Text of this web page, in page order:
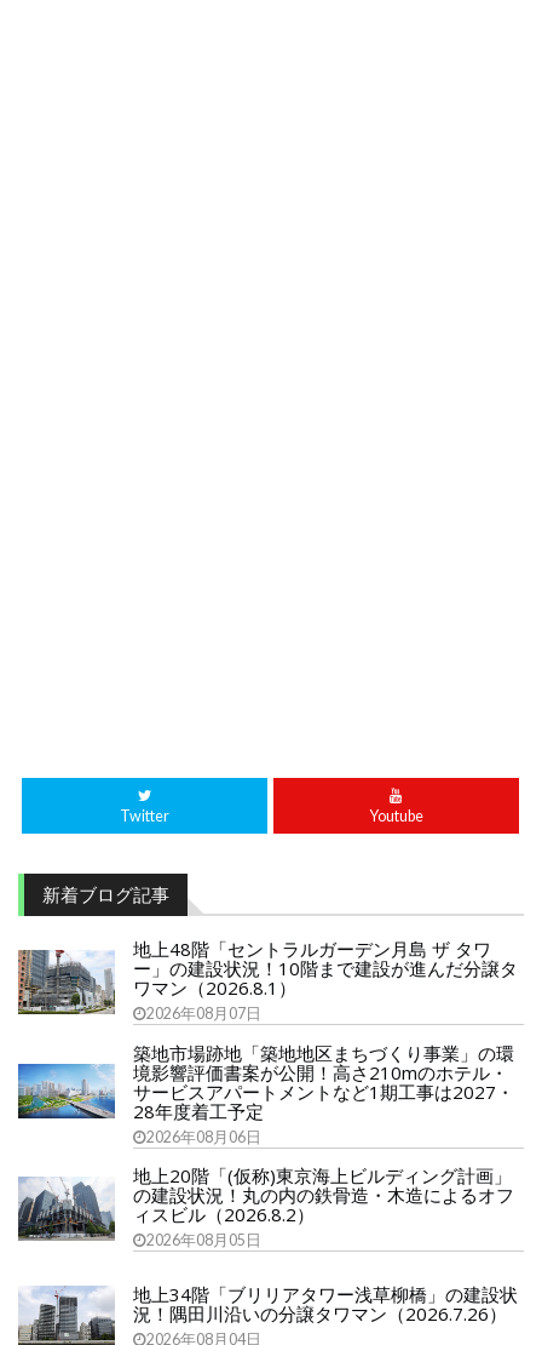
Twitter Youtube
新着ブログ記事
地上48階「セントラルガーデン月島 ザ タワ
ー」の建設状況！10階まで建設が進んだ分譲タ
ワマン（2026.8.1）
2026年08月07日
築地市場跡地「築地地区まちづくり事業」の環
境影響評価書案が公開！高さ210mのホテル・
サービスアパートメントなど1期工事は2027・
28年度着工予定
2026年08月06日
地上20階「(仮称)東京海上ビルディング計画」
の建設状況！丸の内の鉄骨造・木造によるオフ
ィスビル（2026.8.2）
2026年08月05日
地上34階「ブリリアタワー浅草柳橋」の建設状
況！隅田川沿いの分譲タワマン（2026.7.26）
2026年08月04日